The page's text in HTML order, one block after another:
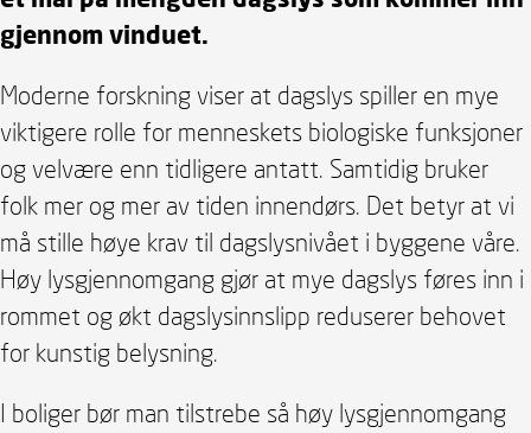
gjennom vinduet.
Moderne forskning viser at dagslys spiller en mye
viktigere rolle for menneskets biologiske funksjoner
og velvære enn tidligere antatt. Samtidig bruker
folk mer og mer av tiden innendørs. Det betyr at vi
må stille høye krav til dagslysnivået i byggene våre.
Høy lysgjennomgang gjør at mye dagslys føres inn i
rommet og økt dagslysinnslipp reduserer behovet
for kunstig belysning.
I boliger bør man tilstrebe så høy lysgjennomgang